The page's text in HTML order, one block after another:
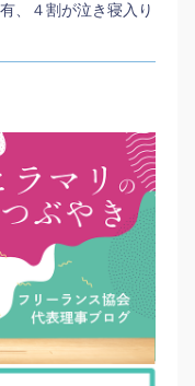
、４割が泣き寝入り